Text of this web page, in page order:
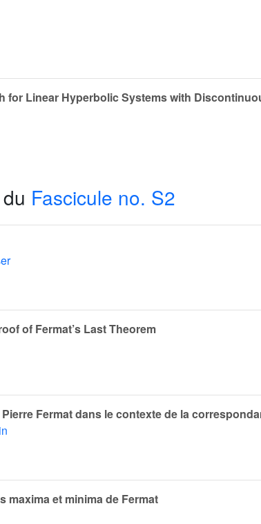
for Linear Hyperbolic Systems with
Fascicule no. S2
of Fermat’s Last Theorem
Pierre Fermat dans le contexte de la
maxima et minima de Fermat